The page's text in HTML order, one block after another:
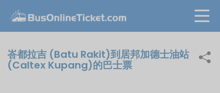
峇都拉吉 (Batu Rakit)到居邦加德士油站
(Caltex Kupang)的巴士票